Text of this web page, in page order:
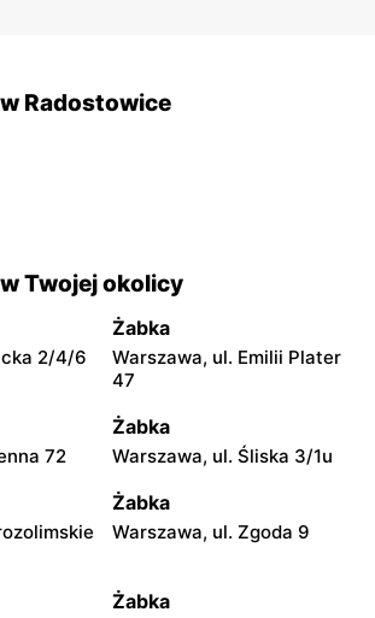
Radostowice
Twojej okolicy
2/4/6
Żabka
Warszawa, ul. Emilii Plater
47
72
Żabka
Warszawa, ul. Śliska 3/1u
Żabka
Warszawa, ul. Zgoda 9
Żabka